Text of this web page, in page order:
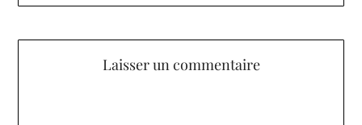
Laisser un commentaire